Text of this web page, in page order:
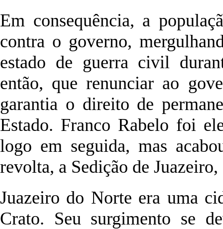
Em consequência, a
contra o governo,
estado de guerra civil
então, que renunciar ao
garantia o direito de
Estado. Franco Rabelo foi
logo em seguida, mas
revolta, a Sedição de
Juazeiro do Norte era uma
Crato. Seu surgimento se